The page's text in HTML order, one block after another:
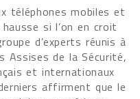
téléphones mobiles et
si l’on en croit
d’experts réunis à
Assises de la Sécurité,
et internationaux
affirment que le